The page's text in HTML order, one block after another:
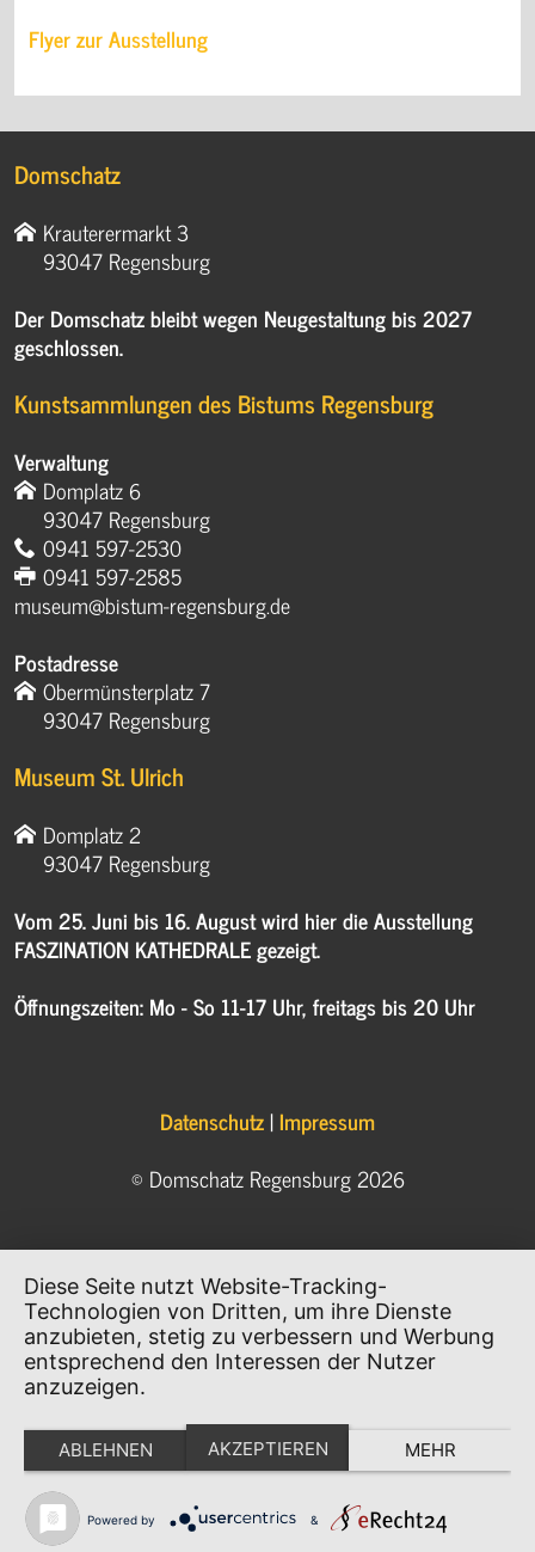
Flyer zur Ausstellung
Domschatz
Krauterermarkt 3
93047 Regensburg
Der Domschatz bleibt wegen Neugestaltung bis 2027
geschlossen.
Kunstsammlungen des Bistums Regensburg
Verwaltung
Domplatz 6
93047 Regensburg
0941 597-2530
0941 597-2585
museum@bistum-regensburg.de
Postadresse
Obermünsterplatz 7
93047 Regensburg
Museum St. Ulrich
Domplatz 2
93047 Regensburg
Vom 25. Juni bis 16. August wird hier die Ausstellung
FASZINATION KATHEDRALE gezeigt.
Öffnungszeiten: Mo - So 11-17 Uhr, freitags bis 20 Uhr
Datenschutz|Impressum
© Domschatz Regensburg 2026
Diese Seite nutzt Website-Tracking-
Technologien von Dritten, um ihre Dienste
anzubieten, stetig zu verbessern und Werbung
entsprechend den Interessen der Nutzer
anzuzeigen.
ABLEHNEN AKZEPTIEREN MEHR
Powered by &